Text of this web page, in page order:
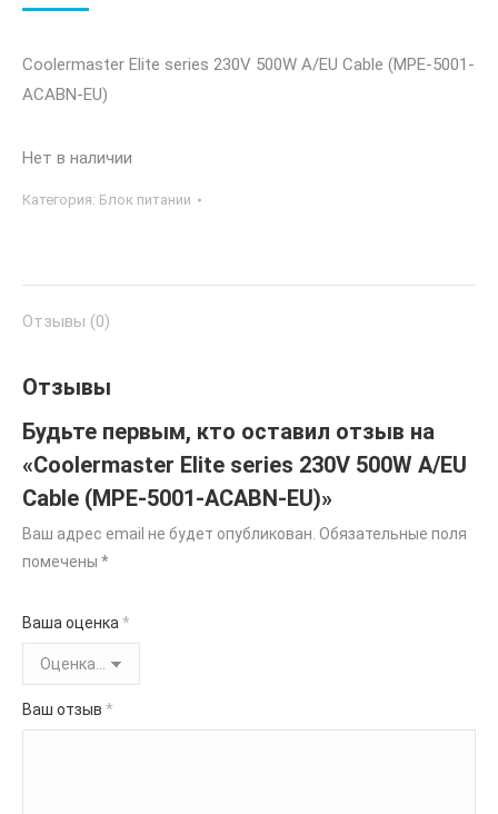
Coolermaster Elite series 230V 500W A/EU Cable (MPE-5001-
ACABN-EU)
Нет в наличии
Категория: Блок питании
Отзывы (0)
Отзывы
Будьте первым, кто оставил отзыв на
«Coolermaster Elite series 230V 500W A/EU
Cable (MPE-5001-ACABN-EU)»
Ваш адрес email не будет опубликован. Обязательные поля
помечены *
Ваша оценка *
Ваш отзыв *